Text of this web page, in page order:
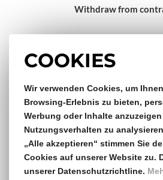
COOKIES
Wir verwenden Cookies, um
Browsing-Erlebnis zu bieten,
Werbung oder Inhalte
Nutzungsverhalten zu
„Alle akzeptieren“ stimmen Sie
Cookies auf unserer Website zu.
unserer Datenschutzrichtline.
Withdraw from
Gratis Versand &
ab €150,-
14 Tage